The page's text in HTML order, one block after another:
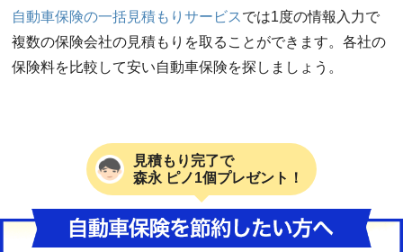
自動車保険の一括見積もりサービス では1度の情報入力で
複数の保険会社の見積もりを取ることができます。各社の
保険料を比較して安い自動車保険を探しましょう。
見積もり完了で
森永 ピノ1個プレゼント！